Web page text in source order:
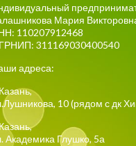
Мария
110207912468
311169030400540
адреса:
Казань,
10(рядом с дк
,
Академика Глушко, 5а